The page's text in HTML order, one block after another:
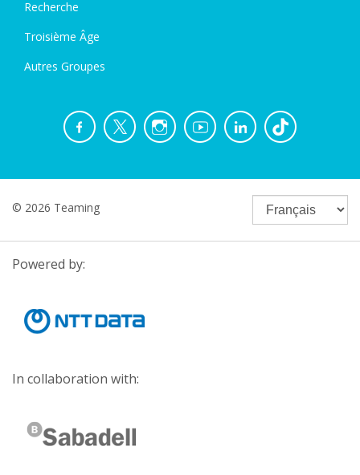
Recherche
Troisième Âge
Autres Groupes
© 2026 Teaming
Powered by:
In collaboration with: